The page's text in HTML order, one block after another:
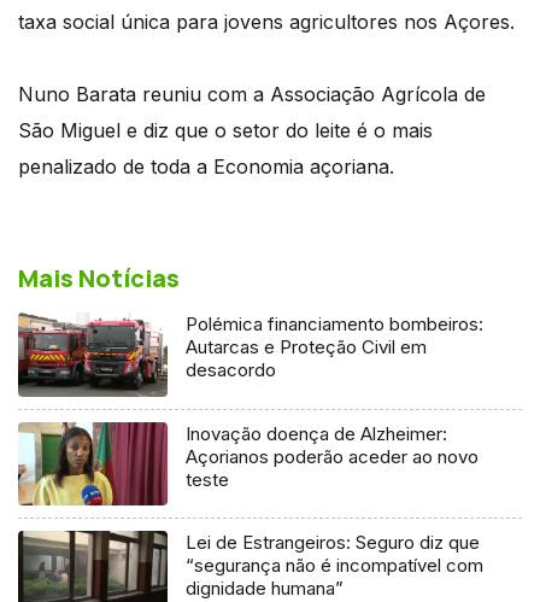
taxa social única para jovens agricultores nos Açores.
Nuno Barata reuniu com a Associação Agrícola de
São Miguel e diz que o setor do leite é o mais
penalizado de toda a Economia açoriana.
Mais Notícias
Polémica financiamento bombeiros:
Autarcas e Proteção Civil em
desacordo
Inovação doença de Alzheimer:
Açorianos poderão aceder ao novo
teste
Lei de Estrangeiros: Seguro diz que
“segurança não é incompatível com
dignidade humana”